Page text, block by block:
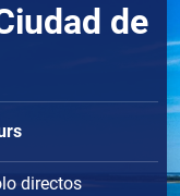
de
directos